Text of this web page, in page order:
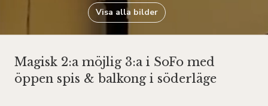
Visa alla bilder
Magisk 2:a möjlig 3:a i SoFo med
öppen spis & balkong i söderläge